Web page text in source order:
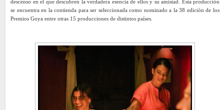
descenso en el que descubren la verdadera esencia de ellos y su amistad. Esta producción
se encuentra en la contienda para ser seleccionada como nominado a la 38 edición de los
Premios Goya entre otras 15 producciones de distintos países.